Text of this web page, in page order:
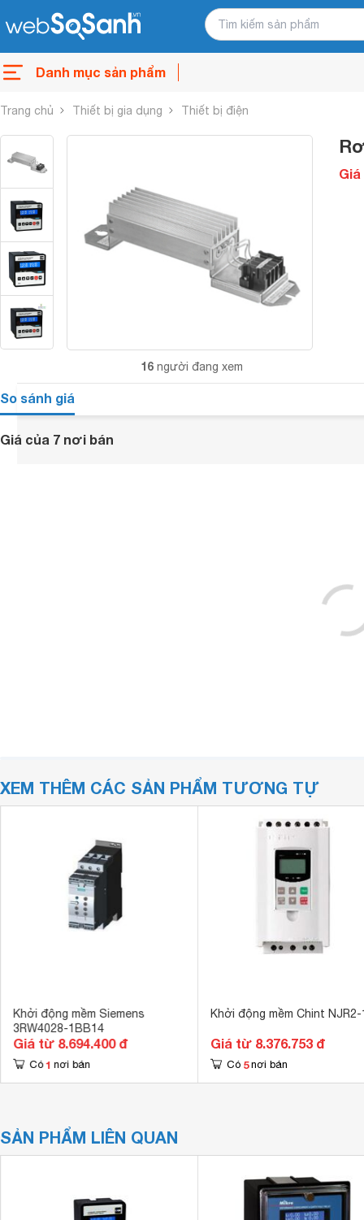
Danh mục sản phẩm
Trang chủ Thiết bị gia dụng Thiết bị điện
16 người đang xem
Giá
So sánh giá
Giá của 7 nơi bán
XEM THÊM CÁC SẢN PHẨM TƯƠNG TỰ
Khởi động mềm Siemens
3RW4028-1BB14
Giá từ 8.694.400 đ
Có 1 nơi bán
Khởi động mềm Chint NJR2-
Giá từ 8.376.753 đ
Có 5 nơi bán
SẢN PHẨM LIÊN QUAN